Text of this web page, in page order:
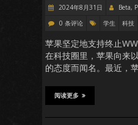
2024年8月31日 Beta,
0 条评论
学生 科技
苹果坚定地支持终止
在科技圈里，苹果向来
的态度而闻名。最近，
阅读更多